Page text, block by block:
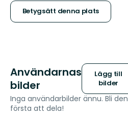
stjärnor
Betygsätt denna plats
Användarnas
bilder
Lägg till
bilder
Inga användarbilder ännu. Bli den
första att dela!